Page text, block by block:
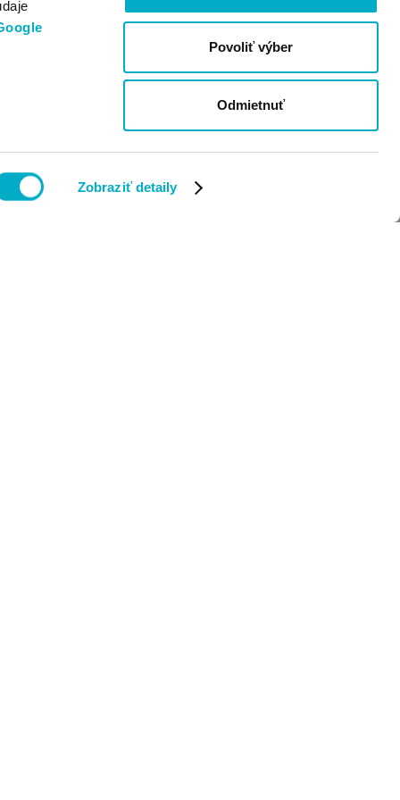
Zobraziť detaily
Povoliť výber
Odmietnuť